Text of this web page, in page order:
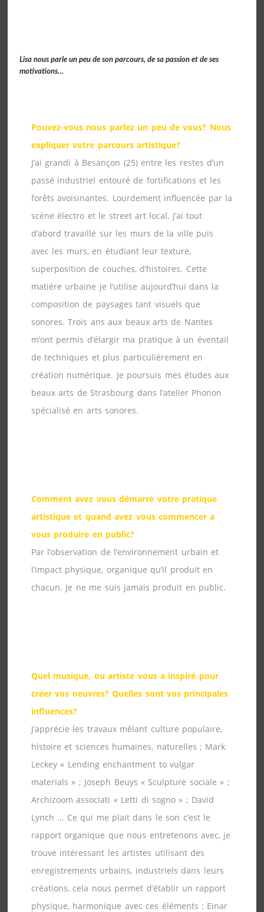
Lisa nous parle un peu de son parcours, de sa passion et de ses
motivations…
Pouvez-vous nous parlez un peu de vous? Nous
expliquer votre parcours artistique?
J’ai grandi à Besançon (25) entre les restes d’un
passé industriel entouré de fortifications et les
forêts avoisinantes. Lourdement influencée par la
scène électro et le street art local, j’ai tout
d’abord travaillé sur les murs de la ville puis
avec les murs, en étudiant leur texture,
superposition de couches, d’histoires. Cette
matière urbaine je l’utilise aujourd’hui dans la
composition de paysages tant visuels que
sonores. Trois ans aux beaux arts de Nantes
m’ont permis d’élargir ma pratique à un éventail
de techniques et plus particulièrement en
création numérique. Je poursuis mes études aux
beaux arts de Strasbourg dans l’atelier Phonon
spécialisé en arts sonores.
Comment avez vous démarré votre pratique
artistique et quand avez vous commencer a
vous produire en public?
Par l’observation de l’environnement urbain et
l’impact physique, organique qu’il produit en
chacun. Je ne me suis jamais produit en public.
Quel musique, ou artiste vous a inspiré pour
créer vos oeuvres? Quelles sont vos principales
influences?
J’apprécie les travaux mêlant culture populaire,
histoire et sciences humaines, naturelles ; Mark
Leckey « Lending enchantment to vulgar
materials » ; Joseph Beuys « Sculpture sociale » ;
Archizoom associati « Letti di sogno » ; David
Lynch … Ce qui me plait dans le son c’est le
rapport organique que nous entretenons avec, je
trouve intéressant les artistes utilisant des
enregistrements urbains, industriels dans leurs
créations, cela nous permet d’établir un rapport
physique, harmonique avec ces éléments : Einar